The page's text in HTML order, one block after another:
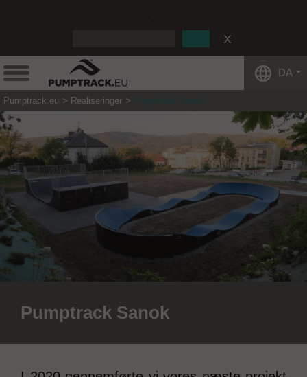
DA
Pumptrack.eu Realiseringer Pumptrack Sanok
Pumptrack Sanok